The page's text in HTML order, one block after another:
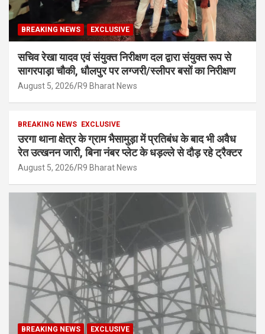
BREAKING NEWS EXCLUSIVE
सचिव रेखा यादव एवं संयुक्त निरीक्षण दल द्वारा संयुक्त रूप से
सागरपाड़ा चौकी, धौलपुर पर लग्जरी/स्लीपर बसों का निरीक्षण
August 5, 2026 R9 Bharat News
BREAKING NEWS EXCLUSIVE
उरगा थाना क्षेत्र के ग्राम भैसामुड़ा में प्रतिबंध के बाद भी अवैध
रेत उत्खनन जारी, बिना नंबर प्लेट के धड़ल्ले से दौड़ रहे ट्रैक्टर
August 5, 2026 R9 Bharat News
BREAKING NEWS EXCLUSIVE